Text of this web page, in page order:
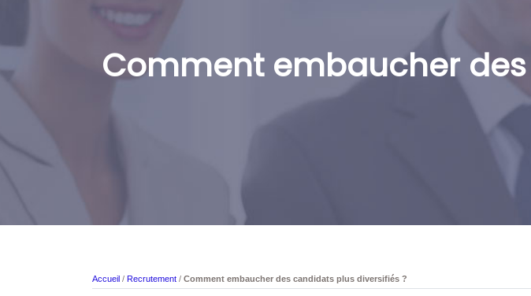
Comment embaucher
Accueil / Recrutement / Comment embaucher des candidats plus diversifiés ?